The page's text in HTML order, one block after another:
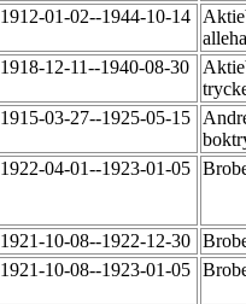
1912-01-02--1944-10-14
1918-12-11--1940-08-30
1915-03-27--1925-05-15
1922-04-01--1923-01-05
1921-10-08--1922-12-30
1921-10-08--1923-01-05